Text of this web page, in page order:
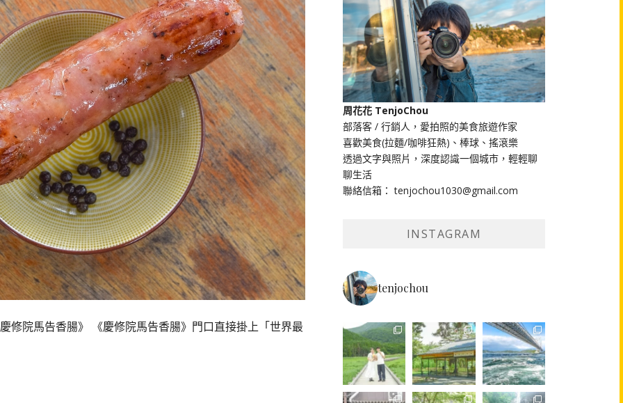
修院馬告香腸》 《慶修院馬告香腸》門口直接掛上「世界最
周花花 TenjoChou
部落客 / 行銷人，愛拍照的美食旅遊作家
喜歡美食(拉麵/咖啡狂熱)、棒球、搖滾樂
透過文字與照片，深度認識一個城市，輕輕聊
聊生活
聯絡信箱： tenjochou1030@gmail.com
INSTAGRAM
tenjochou